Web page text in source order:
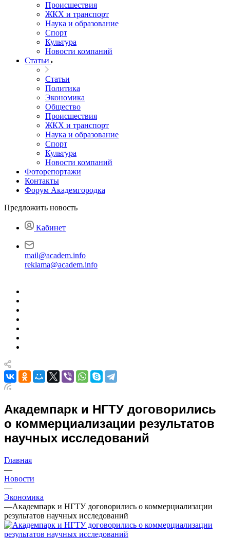
Происшествия
ЖКХ и транспорт
Наука и образование
Спорт
Культура
Новости компаний
Статьи
Статьи
Политика
Экономика
Общество
Происшествия
ЖКХ и транспорт
Наука и образование
Спорт
Культура
Новости компаний
Фоторепортажи
Контакты
Форум Академгородка
Предложить новость
Кабинет
mail@academ.info
reklama@academ.info
Академпарк и НГТУ договорились
о коммерциализации результатов
научных исследований
Главная
—
Новости
—
Экономика
—Академпарк и НГТУ договорились о коммерциализации
результатов научных исследований